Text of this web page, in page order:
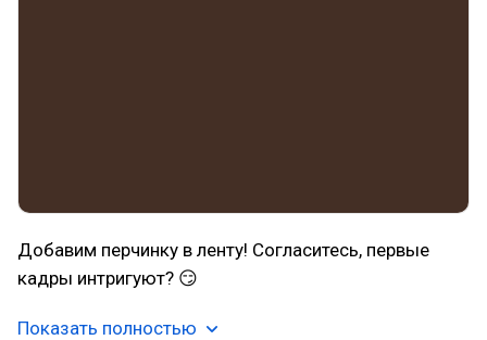
Добавим перчинку в ленту! Согласитесь, первые
кадры интригуют? 😏
Показать полностью